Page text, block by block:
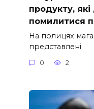
продукту,
помилитися
На полицях
представлені
0 2